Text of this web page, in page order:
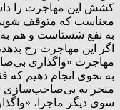
کشش این مهاجرت را
معناست که متوقف
به نفع شستاست و هم به
اگر این مهاجرت رخ
مهاجرت «واگذاری
به نحوی انجام دهیم که
منجر به بی‌صاحب‌سازی
سوی دیگر ماجرا،